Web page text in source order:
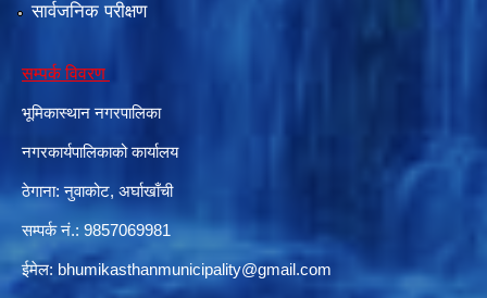
सार्वजनिक परीक्षण
सम्पर्क विवरण
भूमिकास्थान नगरपालिका
नगरकार्यपालिकाको कार्यालय
ठेगाना: नुवाकोट, अर्घाखाँची
सम्पर्क नं.: 9857069981
ईमेल: bhumikasthanmunicipality@gmail.com